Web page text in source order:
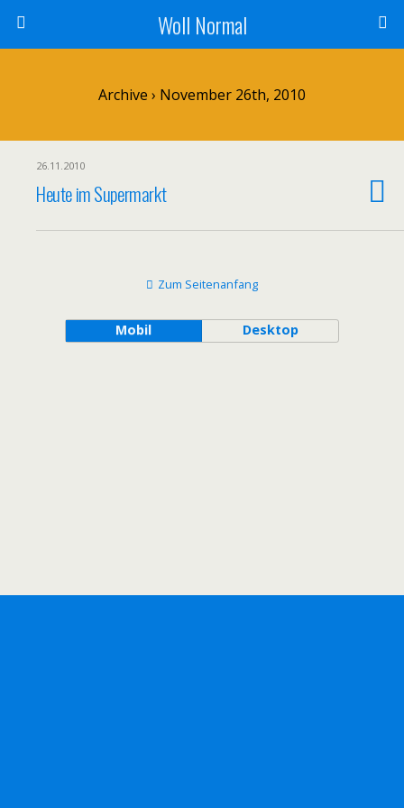
Woll Normal
Archive › November 26th, 2010
26.11.2010
Heute im Supermarkt
Zum Seitenanfang
Mobil Desktop